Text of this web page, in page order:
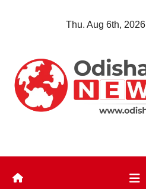
Thu. Aug 6th, 2026